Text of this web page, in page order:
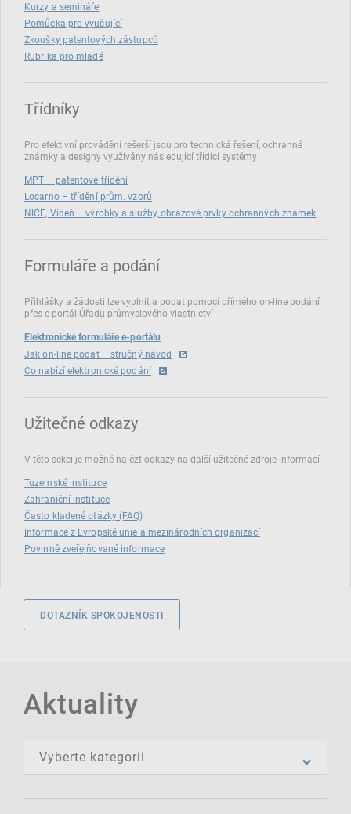
Kurzy a semináře
Pomůcka pro vyučující
Zkoušky patentových zástupců
Rubrika pro mladé
Třídníky
Pro efektivní provádění rešerší jsou pro technická řešení, ochranné
známky a designy využívány následující třídící systémy
MPT – patentové třídění
Locarno – třídění prům. vzorů
NICE, Vídeň – výrobky a služby, obrazové prvky ochranných známek
Formuláře a podání
Přihlášky a žádosti lze vyplnit a podat pomocí přímého on‑line podání
přes e‑portál Úřadu průmyslového vlastnictví
Elektronické formuláře e-portálu
Jak on-line podat – stručný návod
Co nabízí elektronické podání
Užitečné odkazy
V této sekci je možné nalézt odkazy na další užitečné zdroje informací
Tuzemské instituce
Zahraniční instituce
Často kladené otázky (FAQ)
Informace z Evropské unie a mezinárodních organizací
Povinně zveřejňované informace
DOTAZNÍK SPOKOJENOSTI
Aktuality